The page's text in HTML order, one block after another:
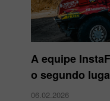
A equipe
o segundo
06.02.2026